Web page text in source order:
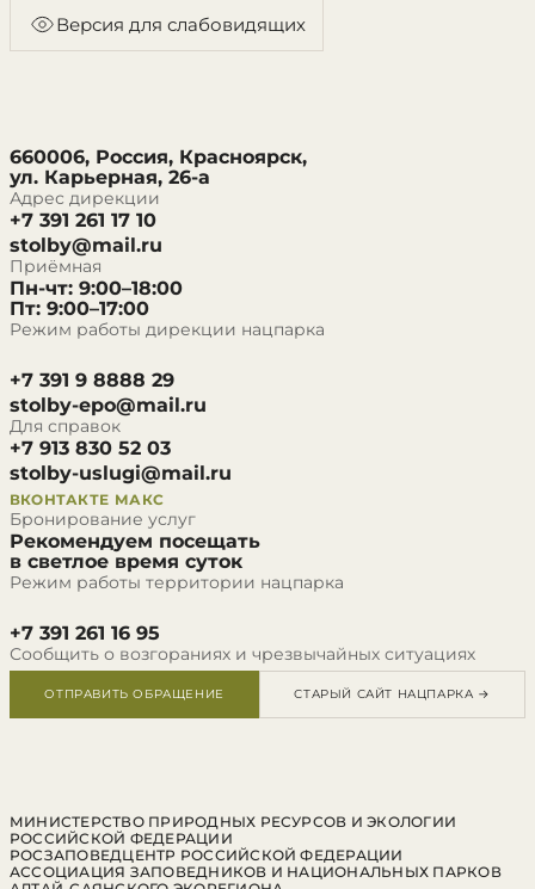
Версия для слабовидящих
660006, Россия, Красноярск,
ул. Карьерная, 26-а
Адрес дирекции
+7 391 261 17 10
stolby@mail.ru
Приёмная
Пн-чт: 9:00–18:00
Пт: 9:00–17:00
Режим работы дирекции нацпарка
+7 391 9 8888 29
stolby-epo@mail.ru
Для справок
+7 913 830 52 03
stolby-uslugi@mail.ru
ВКОНТАКТЕ МАКС
Бронирование услуг
Рекомендуем посещать
в светлое время суток
Режим работы территории нацпарка
+7 391 261 16 95
Сообщить о возгораниях и чрезвычайных ситуациях
ОТПРАВИТЬ ОБРАЩЕНИЕ СТАРЫЙ САЙТ НАЦПАРКА →
МИНИСТЕРСТВО ПРИРОДНЫХ РЕСУРСОВ И ЭКОЛОГИИ
РОССИЙСКОЙ ФЕДЕРАЦИИ
РОСЗАПОВЕДЦЕНТР РОССИЙСКОЙ ФЕДЕРАЦИИ
АССОЦИАЦИЯ ЗАПОВЕДНИКОВ И НАЦИОНАЛЬНЫХ ПАРКОВ